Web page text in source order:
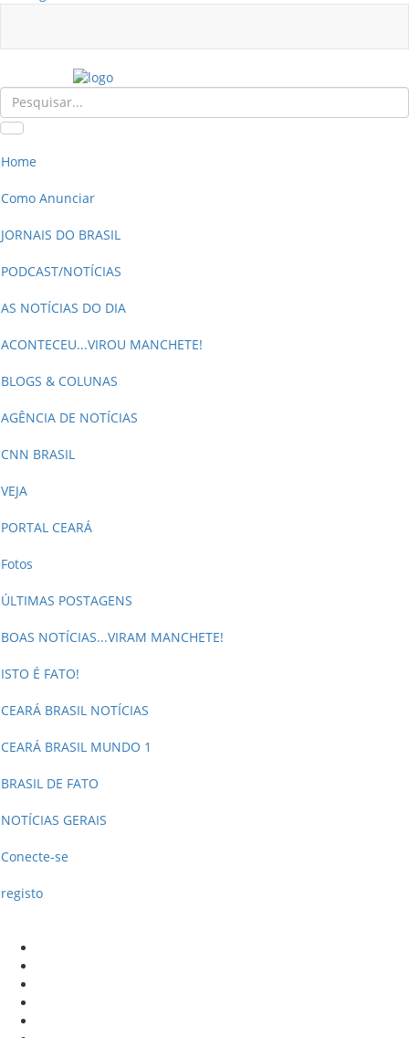
Home
Como Anunciar
JORNAIS DO BRASIL
PODCAST/NOTÍCIAS
AS NOTÍCIAS DO DIA
ACONTECEU...VIROU MANCHETE!
BLOGS & COLUNAS
AGÊNCIA DE NOTÍCIAS
CNN BRASIL
VEJA
PORTAL CEARÁ
Fotos
ÚLTIMAS POSTAGENS
BOAS NOTÍCIAS...VIRAM MANCHETE!
ISTO É FATO!
CEARÁ BRASIL NOTÍCIAS
CEARÁ BRASIL MUNDO 1
BRASIL DE FATO
NOTÍCIAS GERAIS
Conecte-se
registo